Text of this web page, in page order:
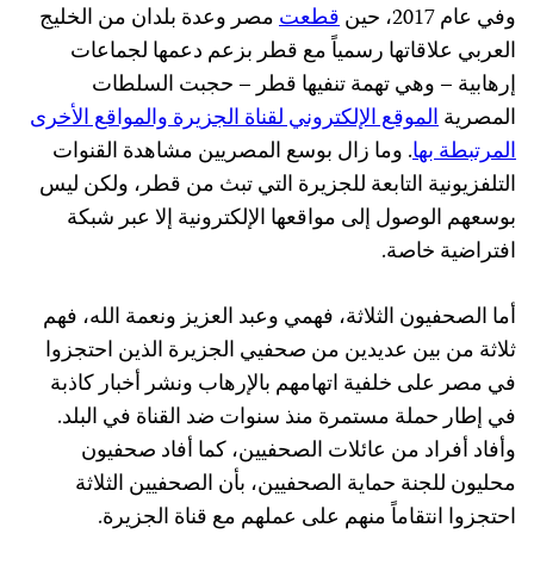
وفي عام 2017، حين
قطعتمصر وعدة بلدان من الخليج
العربي علاقاتها رسمياً مع قطر بزعم دعمها لجماعات
إرهابية – وهي تهمة تنفيها قطر – حجبت السلطات
المصريةالموقع الإلكتروني لقناة الجزيرة والمواقع الأخرى
المرتبطة بها. وما زال بوسع المصريين مشاهدة القنوات
التلفزيونية التابعة للجزيرة التي تبث من قطر، ولكن ليس
بوسعهم الوصول إلى مواقعها الإلكترونية إلا عبر شبكة
افتراضية خاصة.
أما الصحفيون الثلاثة، فهمي وعبد العزيز ونعمة الله، فهم
ثلاثة من بين عديدين من صحفيي الجزيرة الذين احتجزوا
في مصر على خلفية اتهامهم بالإرهاب ونشر أخبار كاذبة
في إطار حملة مستمرة منذ سنوات ضد القناة في البلد.
وأفاد أفراد من عائلات الصحفيين، كما أفاد صحفيون
محليون للجنة حماية الصحفيين، بأن الصحفيين الثلاثة
احتجزوا انتقاماً منهم على عملهم مع قناة الجزيرة.